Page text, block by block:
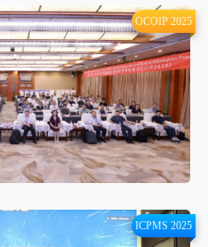
OCOIP 2025
ICPMS 2025